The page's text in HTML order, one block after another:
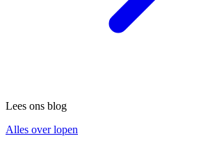
Lees ons blog
Alles over lopen